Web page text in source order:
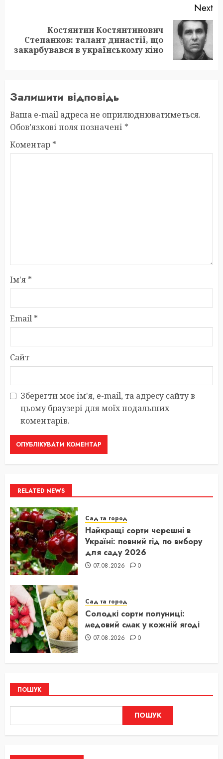
Next
Next
post:
Костянтин Костянтинович
Степанков: талант династії, що
закарбувався в українському кіно
Залишити відповідь
Ваша e-mail адреса не оприлюднюватиметься.
Обов’язкові поля позначені *
Коментар *
Ім'я *
Email *
Сайт
Зберегти моє ім'я, e-mail, та адресу сайту в
цьому браузері для моїх подальших
коментарів.
RELATED NEWS
Сад та город
Найкращі сорти черешні в
Україні: повний гід по вибору
для саду 2026
07.08.2026 0
Сад та город
Солодкі сорти полуниці:
медовий смак у кожній ягоді
07.08.2026 0
ПОШУК
ПОШУК